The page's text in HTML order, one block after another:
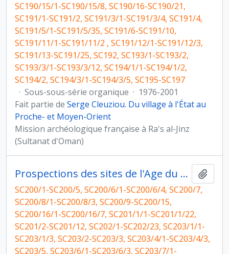
SC190/15/1-SC190/15/8, SC190/16-SC190/21,
SC191/1-SC191/2, SC191/3/1-SC191/3/4, SC191/4,
SC191/5/1-SC191/5/35, SC191/6-SC191/10,
SC191/11/1-SC191/11/2 , SC191/12/1-SC191/12/3,
SC191/13-SC191/25, SC192, SC193/1-SC193/2,
SC193/3/1-SC193/3/12, SC194/1/1-SC194/1/2,
SC194/2, SC194/3/1-SC194/3/5, SC195-SC197
· Sous-sous-série organique · 1976-2001
Fait partie de Serge Cleuziou. Du village à l'État au
Proche- et Moyen-Orient
Mission archéologique française à Ra's al-Jinz
(Sultanat d'Oman)
Prospections des sites de l'Age du Bronze au Yémen
SC200/1-SC200/5, SC200/6/1-SC200/6/4, SC200/7,
SC200/8/1-SC200/8/3, SC200/9-SC200/15,
SC200/16/1-SC200/16/7, SC201/1/1-SC201/1/22,
SC201/2-SC201/12, SC202/1-SC202/23, SC203/1/1-
SC203/1/3, SC203/2-SC203/3, SC203/4/1-SC203/4/3,
SC203/5, SC203/6/1-SC203/6/3, SC203/7/1-